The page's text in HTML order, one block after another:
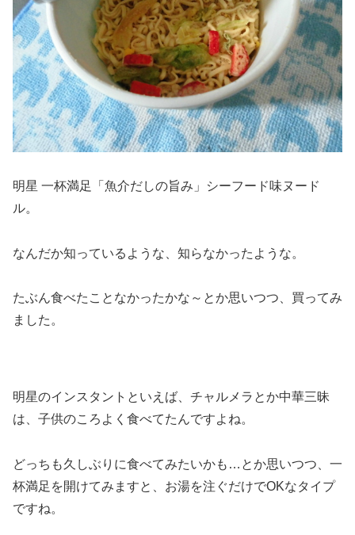
明星 一杯満足「魚介だしの旨み」シーフード味ヌード
ル。
なんだか知っているような、知らなかったような。
たぶん食べたことなかったかな～とか思いつつ、買ってみ
ました。
明星のインスタントといえば、チャルメラとか中華三昧
は、子供のころよく食べてたんですよね。
どっちも久しぶりに食べてみたいかも…とか思いつつ、一
杯満足を開けてみますと、お湯を注ぐだけでOKなタイプ
ですね。